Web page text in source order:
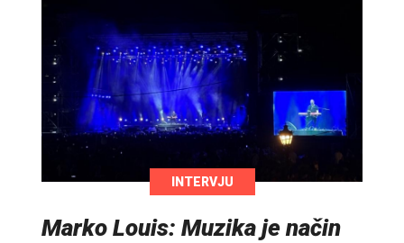
INTERVJU
Marko Louis: Muzika je način